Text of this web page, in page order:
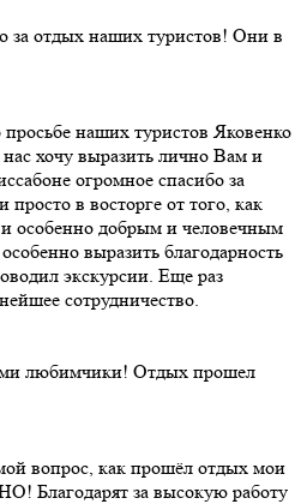
за отдых наших туристов! Они в
наших туристов Яковенко
хочу выразить лично Вам и
огромное спасибо за
в восторге от того, как
особенно добрым и человечным
выразить благодарность
экскурсии. Еще раз
сотрудничество.
любимчики! Отдых прошел
вопрос, как прошёл отдых мои
Благодарят за высокую работу